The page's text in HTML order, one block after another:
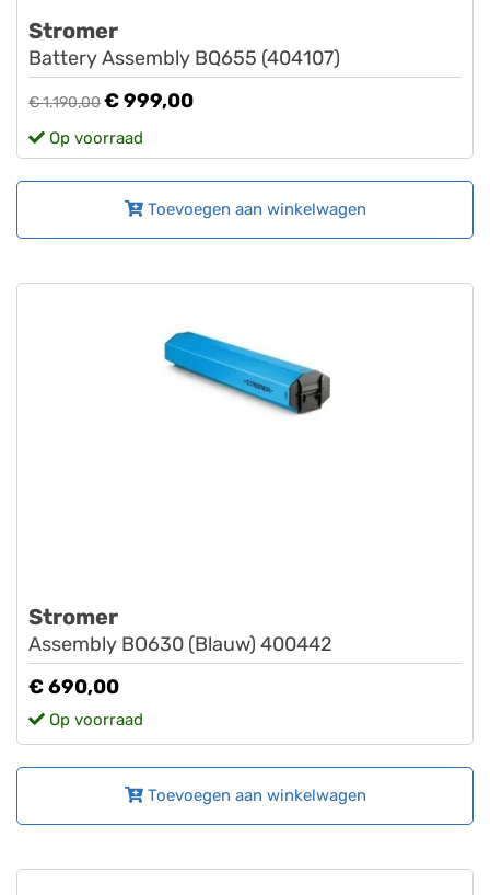
Stromer
Battery Assembly BQ655 (404107)
€ 1.190,00€ 999,00
Op voorraad
Toevoegen aan winkelwagen
Stromer
Assembly BO630 (Blauw) 400442
€ 690,00
Op voorraad
Toevoegen aan winkelwagen